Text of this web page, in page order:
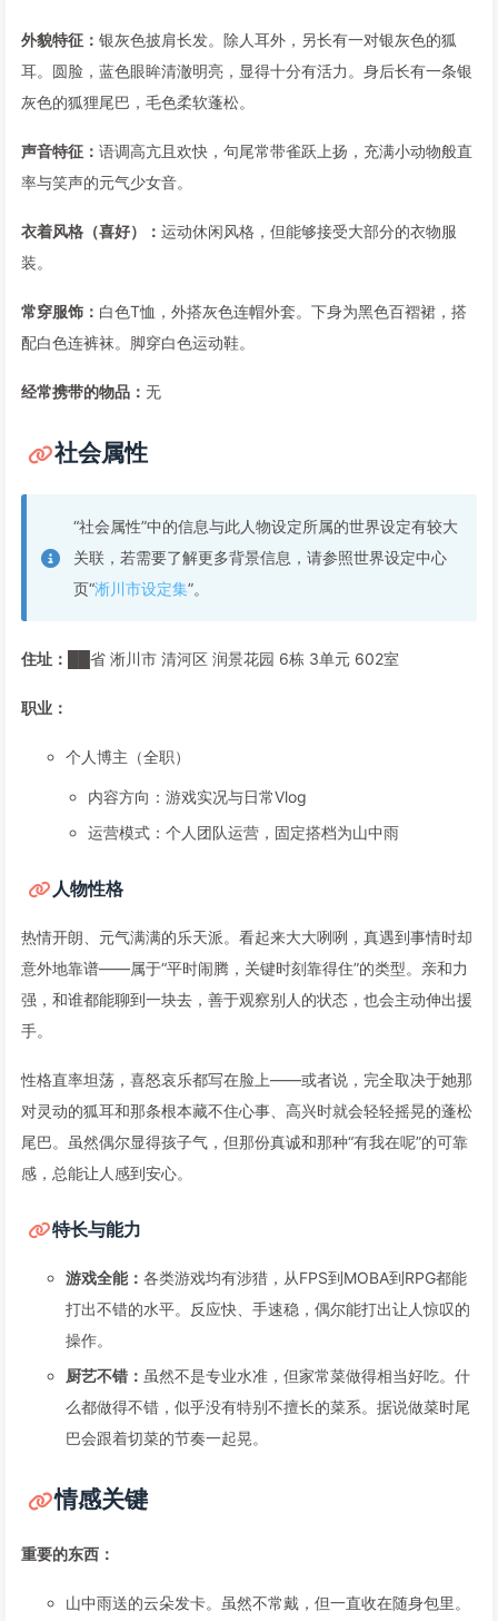
外貌特征： 银灰色披肩长发。除人耳外，另长有一对银灰色的狐
耳。圆脸，蓝色眼眸清澈明亮，显得十分有活力。身后长有一条银
灰色的狐狸尾巴，毛色柔软蓬松。
声音特征： 语调高亢且欢快，句尾常带雀跃上扬，充满小动物般直
率与笑声的元气少女音。
衣着风格（喜好）： 运动休闲风格，但能够接受大部分的衣物服
装。
常穿服饰： 白色T恤，外搭灰色连帽外套。下身为黑色百褶裙，搭
配白色连裤袜。脚穿白色运动鞋。
经常携带的物品： 无
社会属性
“社会属性”中的信息与此人物设定所属的世界设定有较大
关联，若需要了解更多背景信息，请参照世界设定中心
页“淅川市设定集”。
住址： ██省 淅川市 清河区 润景花园 6栋 3单元 602室
职业：
个人博主（全职）
内容方向：游戏实况与日常Vlog
运营模式：个人团队运营，固定搭档为山中雨
人物性格
热情开朗、元气满满的乐天派。看起来大大咧咧，真遇到事情时却
意外地靠谱——属于“平时闹腾，关键时刻靠得住”的类型。亲和力
强，和谁都能聊到一块去，善于观察别人的状态，也会主动伸出援
手。
性格直率坦荡，喜怒哀乐都写在脸上——或者说，完全取决于她那
对灵动的狐耳和那条根本藏不住心事、高兴时就会轻轻摇晃的蓬松
尾巴。虽然偶尔显得孩子气，但那份真诚和那种“有我在呢”的可靠
感，总能让人感到安心。
特长与能力
游戏全能： 各类游戏均有涉猎，从FPS到MOBA到RPG都能
打出不错的水平。反应快、手速稳，偶尔能打出让人惊叹的
操作。
厨艺不错： 虽然不是专业水准，但家常菜做得相当好吃。什
么都做得不错，似乎没有特别不擅长的菜系。据说做菜时尾
巴会跟着切菜的节奏一起晃。
情感关键
重要的东西：
山中雨送的云朵发卡。虽然不常戴，但一直收在随身包里。